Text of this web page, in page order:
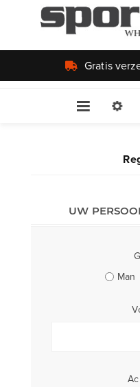
Gratis
UW
Man